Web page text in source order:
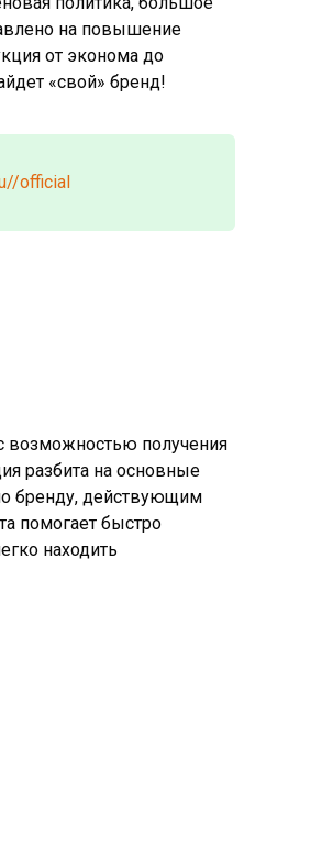
на повышение
от эконома до
«свой» бренд!
official
возможностью получения
разбита на основные
бренду, действующим
помогает быстро
находить